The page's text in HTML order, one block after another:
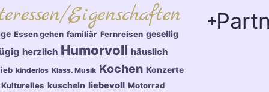
Eigenschaften
Essen gehen familiär Fernreisen gesellig
herzlich Humorvoll häuslich
kinderlos Klass. Musik Kochen Konzerte
Kulturelles kuscheln liebevoll Motorrad